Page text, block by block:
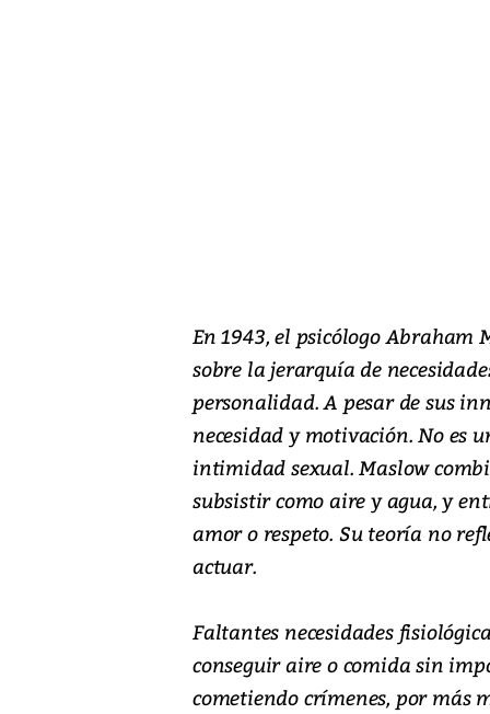
En 1943, el psicólogo
sobre la jerarquía de
personalidad. A pesar de sus
necesidad y motivación. No es
intimidad sexual. Maslow
subsistir como aire y agua, y
amor o respeto. Su teoría no
actuar.
Faltantes necesidades
conseguir aire o comida sin
cometiendo crímenes, por más